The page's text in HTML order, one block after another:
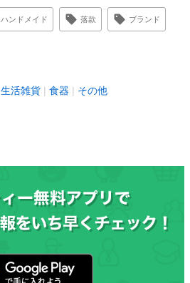
ハンドメイド 落款 ブランド
生活雑貨 食器 その他